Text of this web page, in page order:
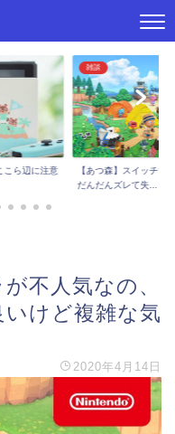
こら辺に注意
雑談
【あつ森】スイッチで
だんだんズレて失...
不人気なの、
けど複雑な気
2020年4月14日